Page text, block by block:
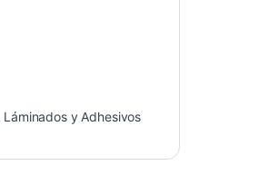
Láminados y Adhesivos